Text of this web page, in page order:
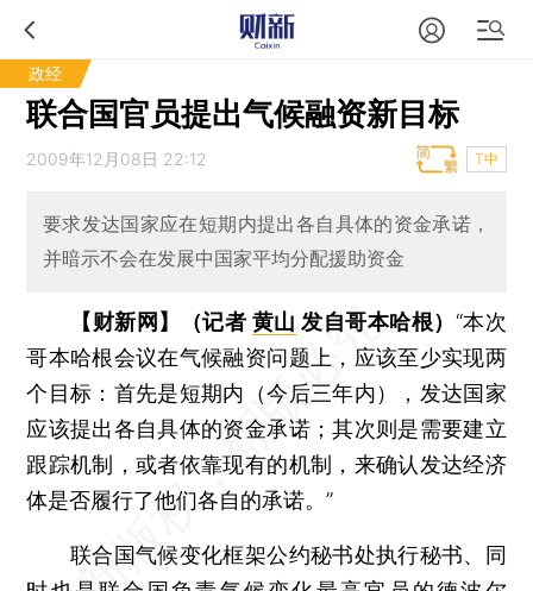
政经
联合国官员提出气候融资新目标
2009年12月08日 22:12 T中
要求发达国家应在短期内提出各自具体的资金承诺，
并暗示不会在发展中国家平均分配援助资金
【财新网】（记者 黄山 发自哥本哈根） “本次
哥本哈根会议在气候融资问题上，应该至少实现两
个目标：首先是短期内（今后三年内），发达国家
应该提出各自具体的资金承诺；其次则是需要建立
跟踪机制，或者依靠现有的机制，来确认发达经济
体是否履行了他们各自的承诺。”
联合国气候变化框架公约秘书处执行秘书、同